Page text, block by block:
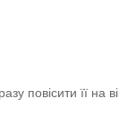
повісити її на